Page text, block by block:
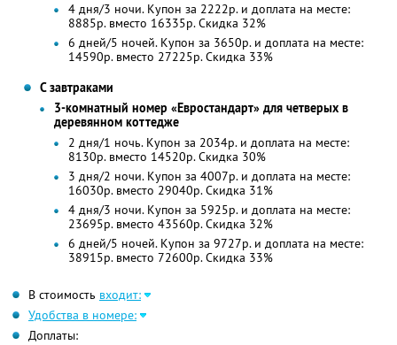
4 дня/3 ночи. Купон за 2222р. и доплата на месте:
8885р. вместо 16335р. Скидка 32%
6 дней/5 ночей. Купон за 3650р. и доплата на месте:
14590р. вместо 27225р. Скидка 33%
С завтраками
3-комнатный номер «Евростандарт» для четверых в
деревянном коттедже
2 дня/1 ночь. Купон за 2034р. и доплата на месте:
8130р. вместо 14520р.Скидка 30%
3 дня/2 ночи. Купон за 4007р. и доплата на месте:
16030р. вместо 29040р.Скидка 31%
4 дня/3 ночи. Купон за 5925р. и доплата на месте:
23695р. вместо 43560р. Скидка 32%
6 дней/5 ночей. Купон за 9727р. и доплата на месте:
38915р. вместо 72600р. Скидка 33%
В стоимость входит:
Удобства в номере:
Доплаты: